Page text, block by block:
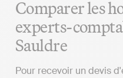
Comparer les
experts-
Sauldre
Pour recevoir un devis